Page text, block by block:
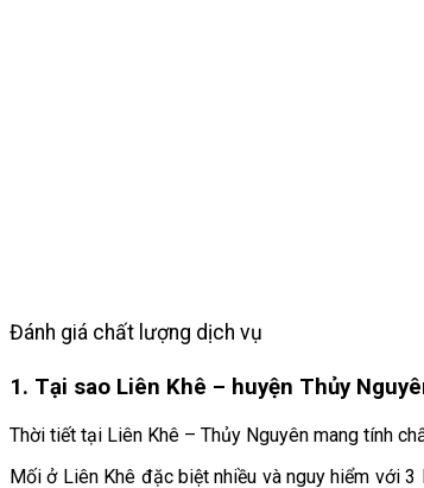
Đánh giá chất lượng dịch vụ
1. Tại sao Liên Khê – huyện Thủy
Thời tiết tại Liên Khê – Thủy Nguyên mang tính
Mối ở Liên Khê đặc biệt nhiều và nguy hiểm với